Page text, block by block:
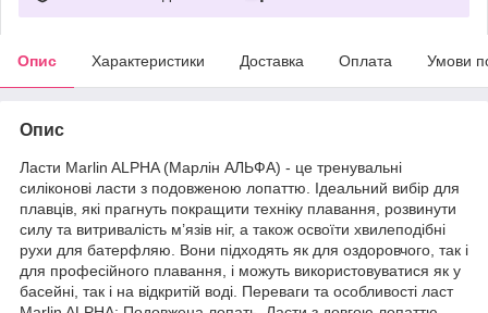
Опис Характеристики Доставка Оплата Умови
Опис
Ласти Marlin ALPHA (Марлін АЛЬФА) - це тренувальні
силіконові ласти з подовженою лопаттю. Ідеальний вибір для
плавців, які прагнуть покращити техніку плавання, розвинути
силу та витривалість м’язів ніг, а також освоїти хвилеподібні
рухи для батерфляю. Вони підходять як для оздоровчого, так і
для професійного плавання, і можуть використовуватися як у
басейні, так і на відкритій воді. Переваги та особливості ласт